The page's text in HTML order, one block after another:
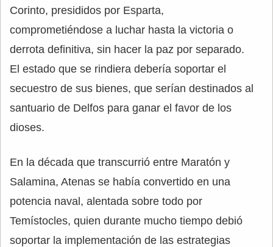
Corinto, presididos por Esparta,
comprometiéndose a luchar hasta la victoria o
derrota definitiva, sin hacer la paz por separado.
El estado que se rindiera debería soportar el
secuestro de sus bienes, que serían destinados al
santuario de Delfos para ganar el favor de los
dioses.
En la década que transcurrió entre Maratón y
Salamina, Atenas se había convertido en una
potencia naval, alentada sobre todo por
Temístocles, quien durante mucho tiempo debió
soportar la implementación de las estrategias